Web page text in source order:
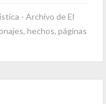
- Archivo de El
hechos, páginas